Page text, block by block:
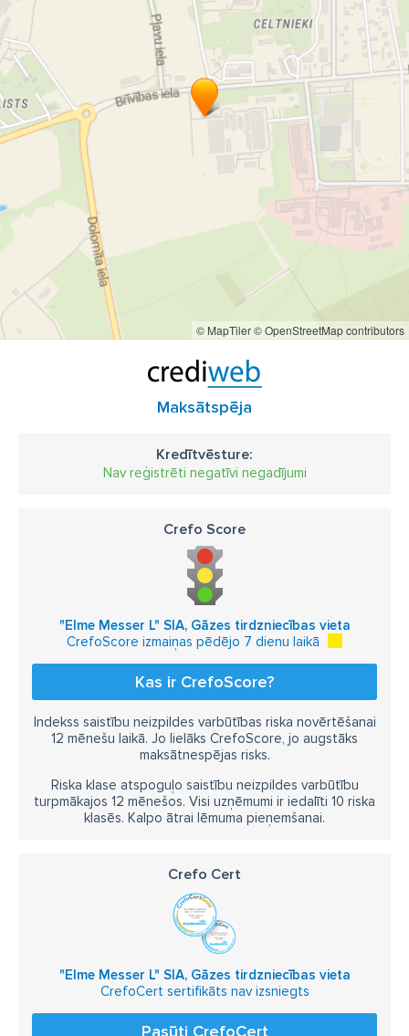
© MapTiler© OpenStreetMap contributors
Maksātspēja
Kredītvēsture:
Nav reģistrēti negatīvi negadījumi
Crefo Score
"Elme Messer L" SIA, Gāzes tirdzniecības vieta
CrefoScore izmaiņas pēdējo 7 dienu laikā
Kas ir CrefoScore?
Indekss saistību neizpildes varbūtības riska novērtēšanai
12 mēnešu laikā. Jo lielāks CrefoScore, jo augstāks
maksātnespējas risks.
Riska klase atspoguļo saistību neizpildes varbūtību
turpmākajos 12 mēnešos. Visi uzņēmumi ir iedalīti 10 riska
klasēs. Kalpo ātrai lēmuma pieņemšanai.
Crefo Cert
"Elme Messer L" SIA, Gāzes tirdzniecības vieta
CrefoCert sertifikāts nav izsniegts
Pasūti CrefoCert